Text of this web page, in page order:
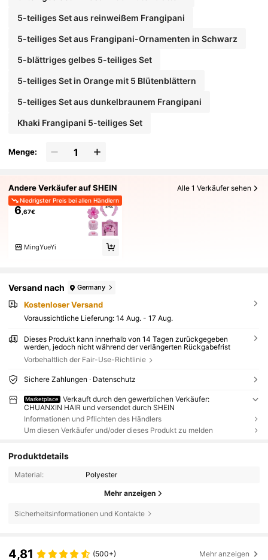
5-teiliges Set aus reinweißem Frangipani
5-teiliges Set aus Frangipani-Ornamenten in Schwarz
5-blättriges gelbes 5-teiliges Set
5-teiliges Set in Orange mit 5 Blütenblättern
5-teiliges Set aus dunkelbraunem Frangipani
Khaki Frangipani 5-teiliges Set
Menge:
Andere Verkäufer auf SHEIN Alle 1 Verkäufer sehen
Niedrigster Preis bei allen Händlern
6 ,67€
MingYueYi
Versand nach Germany
Kostenloser Versand
Voraussichtliche Lieferung: 14 Aug. - 17 Aug.
Dieses Produkt kann innerhalb von 14 Tagen zurückgegeben
werden, jedoch nicht während der verlängerten Rückgabefrist
Vorbehaltlich der Fair-Use-Richtlinie
Sichere Zahlungen · Datenschutz
Marketplace
Verkauft durch den gewerblichen Verkäufer:
CHUANXIN HAIR und versendet durch SHEIN
Informationen und Pflichten des Händlers
Um diesen Verkäufer und/oder dieses Produkt zu melden
Produktdetails
Material: Polyester
Mehr anzeigen
Sicherheitsinformationen und Kontakte
4,81 (500+) Mehr anzeigen